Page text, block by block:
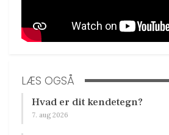
LÆS OGSÅ
Hvad er dit kendetegn?
7. aug 2026